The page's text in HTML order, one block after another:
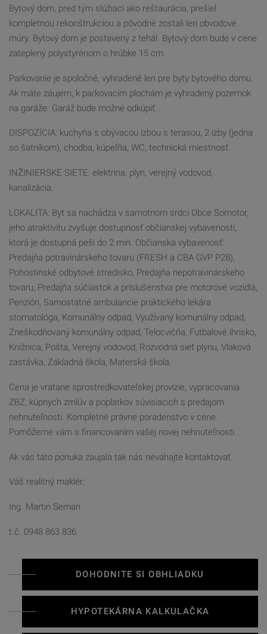
Bytový dom, pred tým slúžiaci ako reštaurácia, prešiel
kompletnou rekonštrukciou a pôvodné zostali len obvodové
múry. Bytový dom je postavený z tehál. Bytový dom bude v cene
zateplený polystyrénom o hrúbke 15 cm.
Parkovanie je spoločné, vyhradené len pre byty bytového domu.
Ak máte záujem, k parkovacím plochám je vyhradený pozemok
na garáže. Garáž bude možné odkúpiť.
DISPOZÍCIA: kuchyňa s obývacou izbou s terasou, 2 izby (jedna
so šatníkom), chodba, kúpeľňa, WC, technická miestnosť.
INŽINIERSKE SIETE: elektrina, plyn, verejný vodovod,
kanalizácia.
LOKALITA: Byt sa nachádza v samotnom srdci Obce Somotor,
jeho atraktivitu zvyšuje dostupnosť občianskej vybavenosti,
ktorá je dostupná peši do 2 min. Občianska vybavenosť:
Predajňa potravinárskeho tovaru (FRESH a CBA GVP P28),
Pohostinské odbytové stredisko, Predajňa nepotravinárskeho
tovaru, Predajňa súčiastok a príslušenstva pre motorové vozidlá,
Penzión, Samostatné ambulancie praktického lekára
stomatológa, Komunálny odpad, Využívaný komunálny odpad,
Zneškodňovaný komunálny odpad, Telocvičňa, Futbalové ihrisko,
Knižnica, Pošta, Verejný vodovod, Rozvodná sieť plynu, Vlaková
zastávka, Základná škola, Materská škola.
Cena je vrátane sprostredkovateľskej provízie, vypracovania
ZBZ, kúpnych zmlúv a poplatkov súvisiacich s predajom
nehnuteľnosti. Kompletné právne poradenstvo v cene.
Pomôžeme vám s financovaním vašej novej nehnuteľnosti.
Ak vás táto ponuka zaujala tak nás neváhajte kontaktovať.
Váš realitný maklér:
Ing. Martin Seman
t.č. 0948 863 836.
DOHODNITE SI OBHLIADKU
HYPOTEKÁRNA KALKULAČKA